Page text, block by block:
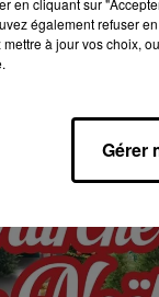
en cliquant sur
également refuser
à jour vos choix,
Gérer